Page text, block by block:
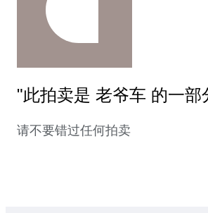
"此拍卖是 老爷车 的一部
请不要错过任何拍卖